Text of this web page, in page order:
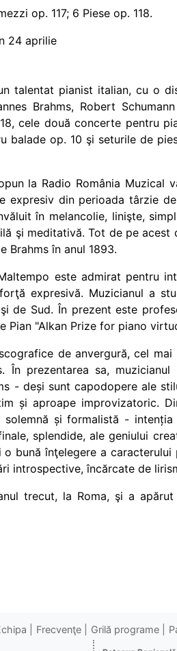
op. 117; 6 Piese op. 118.
24 aprilie
talentat pianist italian, cu o
Brahms, Robert
cele două concerte pentru
balade op. 10 şi seturile de
la Radio România Muzical
expresiv din perioada târzie
în melancolie, linişte,
şi meditativă. Tot de pe acest
Brahms în anul 1893.
este admirat pentru
expresivă. Muzicianul a
de Sud. În prezent este
Pian "Alkan Prize for piano
de anvergură, cel
În prezentarea sa, muzicianul
- deși sunt capodopere ale
și aproape improvizatoric.
și formalistă -
splendide, ale geniului
bună înţelegere a
introspective, încărcate de
trecut, la Roma, şi a
Frecvenţe Grilă programe